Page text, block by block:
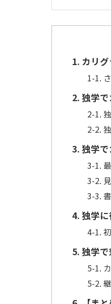
1. カリ
1-1.
2. 独学
2-1.
2-2.
3. 独学
3-1.
3-2.
3-3.
4. 独学
4-1.
5. 独学
5-1.
5-2.